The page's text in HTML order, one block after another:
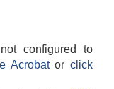
configured to
Acrobatorclick